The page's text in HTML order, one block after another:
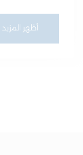
أظهر المزيد